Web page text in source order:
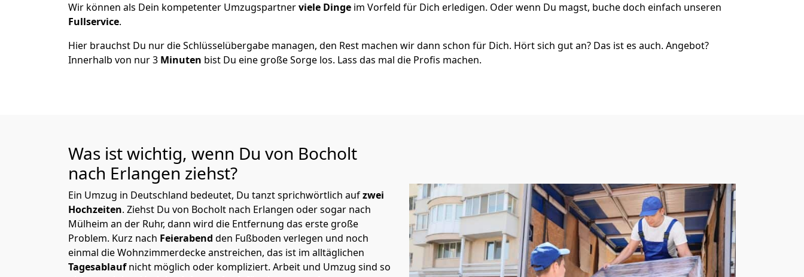
Wir können als Dein kompetenter Umzugspartnerviele Dinge im Vorfeld für Dich erledigen. Oder wenn Du magst, buche doch einfach unseren
Fullservice.
Hier brauchst Du nur die Schlüsselübergabe managen, den Rest machen wir dann schon für Dich. Hört sich gut an? Das ist es auch. Angebot?
Innerhalb von nur 3 Minuten bist Du eine große Sorge los. Lass das mal die Profis machen.
Was ist wichtig, wenn Du von Bocholt
nach Erlangen ziehst?
Ein Umzug in Deutschland bedeutet, Du tanzt sprichwörtlich aufzwei
Hochzeiten. Ziehst Du von Bocholt nach Erlangen oder sogar nach
Mülheim an der Ruhr, dann wird die Entfernung das erste große
Problem. Kurz nach Feierabend den Fußboden verlegen und noch
einmal die Wohnzimmerdecke anstreichen, das ist im alltäglichen
Tagesablaufnicht möglich oder kompliziert. Arbeit und Umzug sind so